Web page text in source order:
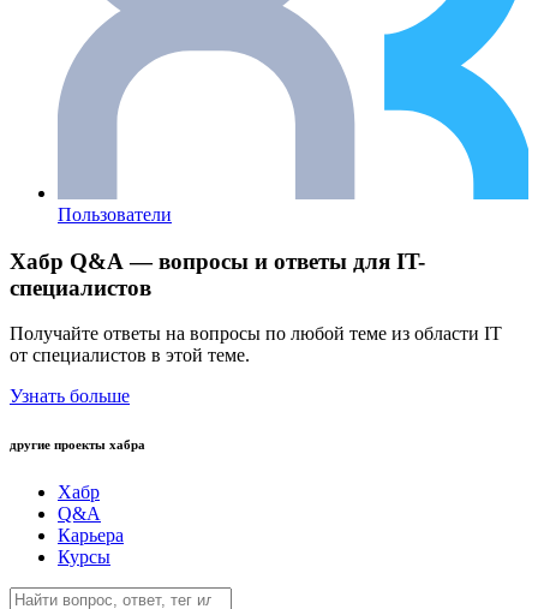
Пользователи
Хабр Q&A — вопросы и ответы для IT-
специалистов
Получайте ответы на вопросы по любой теме из области IT
от специалистов в этой теме.
Узнать больше
другие проекты хабра
Хабр
Q&A
Карьера
Курсы